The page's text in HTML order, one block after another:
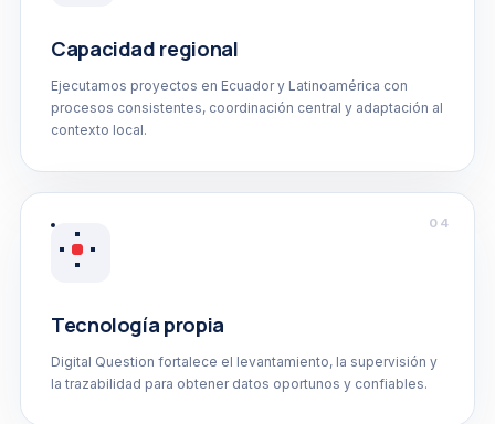
Capacidad regional
Ejecutamos proyectos en Ecuador y Latinoamérica con
procesos consistentes, coordinación central y adaptación al
contexto local.
04
Tecnología propia
Digital Question fortalece el levantamiento, la supervisión y
la trazabilidad para obtener datos oportunos y confiables.